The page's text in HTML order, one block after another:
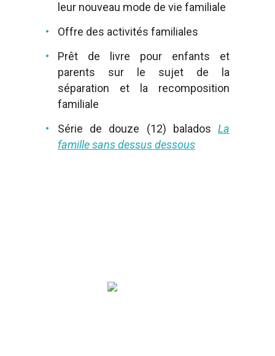
leur nouveau mode de vie familiale
Offre des activités familiales
Prêt de livre pour enfants et
parents sur le sujet de la
séparation et la recomposition
familiale
Série de douze (12) balados La
famille sans dessus dessous